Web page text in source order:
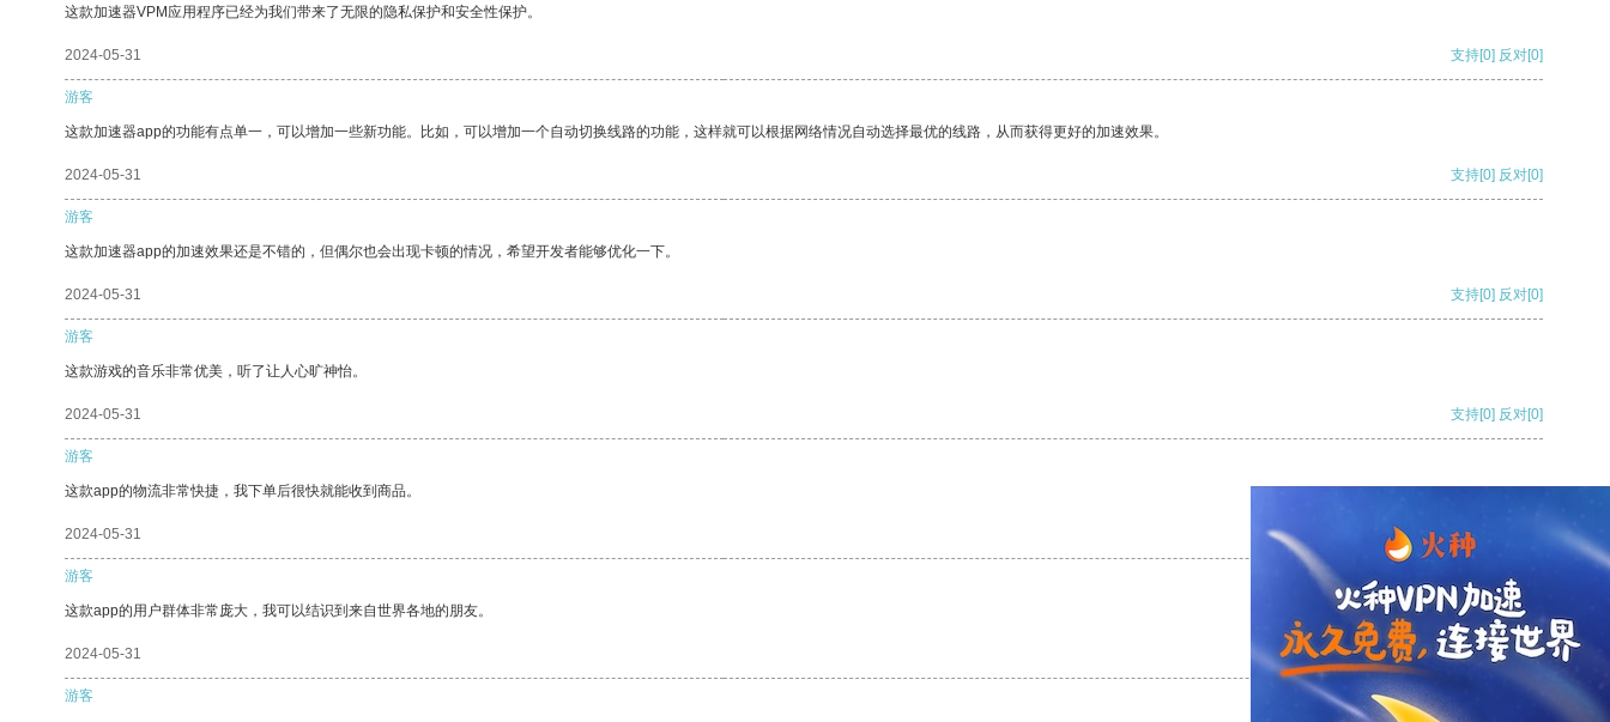
这款加速器VPM应用程序已经为我们带来了无限的隐私保护和安全性保护。
2024-05-31 支持[0] 反对[0]
游客
这款加速器app的功能有点单一，可以增加一些新功能。比如，可以增加一个自动切换线路的功能，这样就可以根据网络情况自动选择最优的线路，从而获得更好的加速效果。
2024-05-31 支持[0] 反对[0]
游客
这款加速器app的加速效果还是不错的，但偶尔也会出现卡顿的情况，希望开发者能够优化一下。
2024-05-31 支持[0] 反对[0]
游客
这款游戏的音乐非常优美，听了让人心旷神怡。
2024-05-31 支持[0] 反对[0]
游客
这款app的物流非常快捷，我下单后很快就能收到商品。
2024-05-31 支持
游客
这款app的用户群体非常庞大，我可以结识到来自世界各地的朋友。
2024-05-31 支持[0] 反对[0]
游客